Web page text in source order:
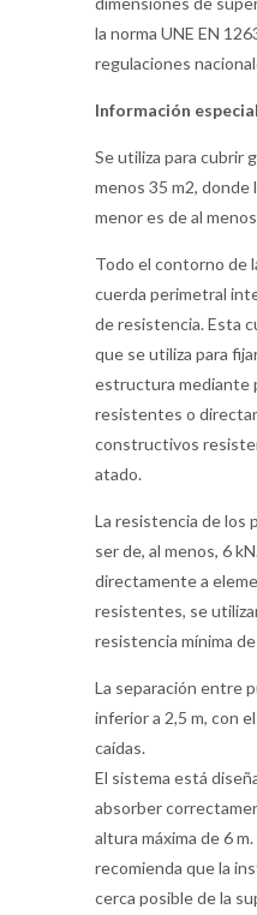
la norma UNE EN
regulaciones
Información
Se utiliza para cubrir
menos 35 m2, donde
menor es de al
Todo el contorno de
cuerda perimetral
de resistencia. Esta
que se utiliza para
estructura mediante
resistentes o
constructivos
atado.
La resistencia de los
ser de, al menos, 6
directamente a
resistentes, se
resistencia mínima
La separación entre
inferior a 2,5 m, con
caídas.
El sistema está
absorber
altura máxima de 6
recomienda que la
cerca posible de la